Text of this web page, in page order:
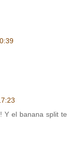
Y el banana split te